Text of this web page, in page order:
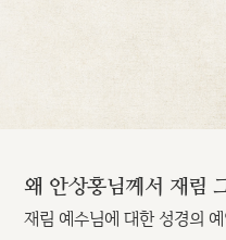
왜 안상홍님께서 재림
재림 예수님에 대한 성경의